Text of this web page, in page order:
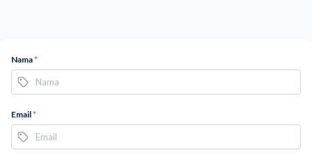
Nama*
Email*